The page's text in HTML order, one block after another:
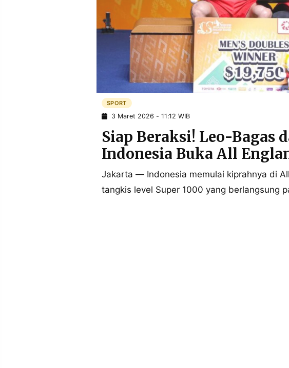
SERVICE
SPORT
3 Maret 2026 - 11:12 WIB
Siap Beraksi! Leo-Bagas
Indonesia Buka All
Jakarta — Indonesia memulai kiprahnya di
tangkis level Super 1000 yang berlangsung